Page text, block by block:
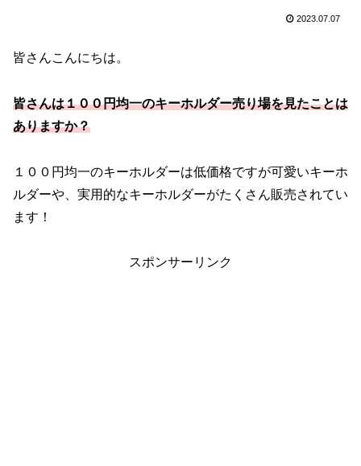
2023.07.07
皆さんこんにちは。
皆さんは１００円均一のキーホルダー売り場を見たことは
ありますか？
１００円均一のキーホルダーは低価格ですが可愛いキーホ
ルダーや、実用的なキーホルダーがたくさん販売されてい
ます！
スポンサーリンク